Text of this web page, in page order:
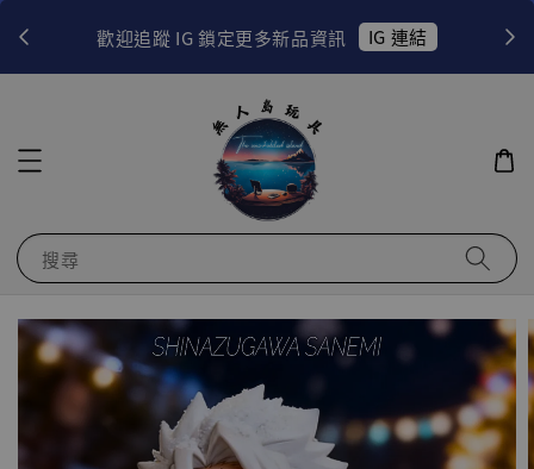
歡迎追蹤 IG 鎖定更多新品資訊 IG 連結
搜尋